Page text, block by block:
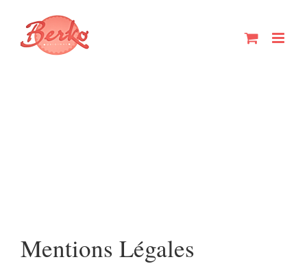
contenu
Mentions Légales